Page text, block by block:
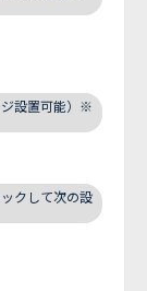
設置可能）※
クして次の設